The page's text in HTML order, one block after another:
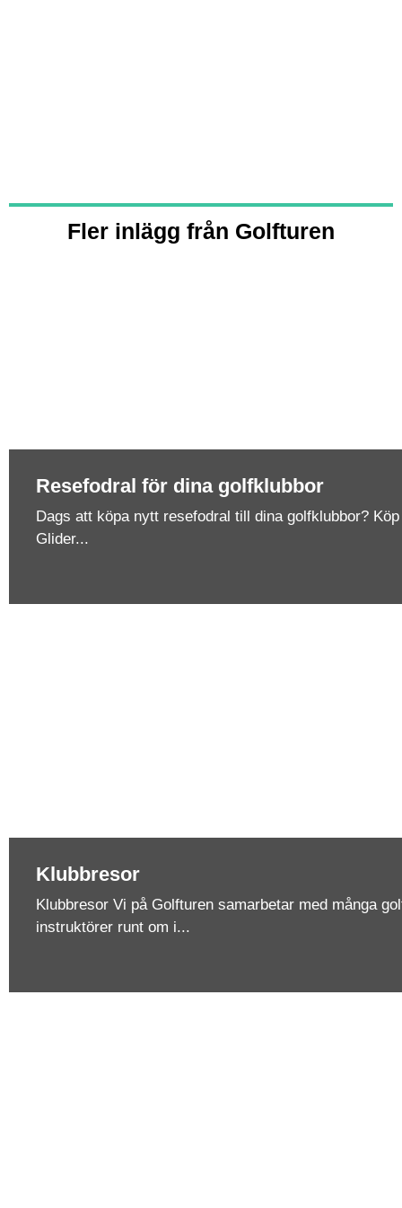
Fler inlägg från Golfturen
Resefodral för dina golfklubbor
Dags att köpa nytt resefodral till dina golfklubbor?
Glider...
Klubbresor
Klubbresor Vi på Golfturen samarbetar med många
instruktörer runt om i...